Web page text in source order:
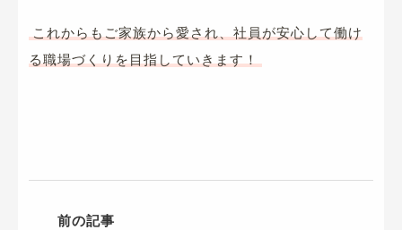
これからもご家族から愛され、社員が安心して働け
る職場づくりを目指していきます！
前の記事